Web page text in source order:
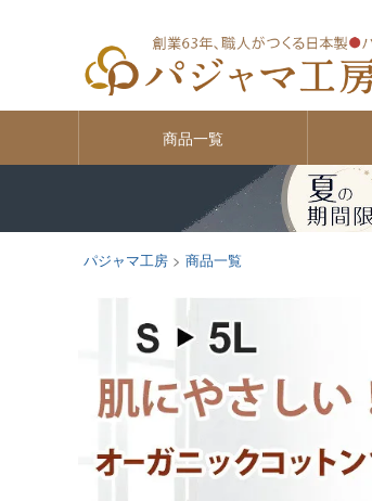
商品一覧
パジャマ工房 商品一覧